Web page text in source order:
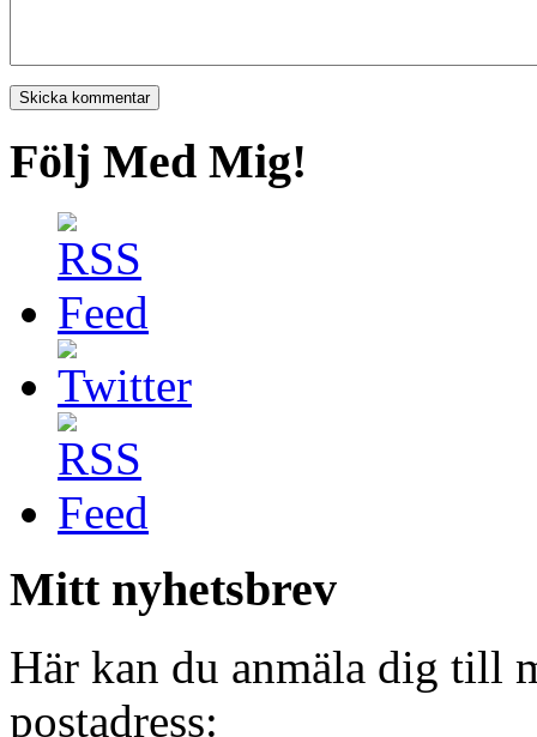
Följ Med Mig!
Mitt nyhetsbrev
Här kan du anmäla dig till
postadress: